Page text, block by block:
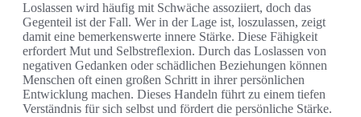
Loslassen wird häufig mit Schwäche assoziiert, doch das
Gegenteil ist der Fall. Wer in der Lage ist, loszulassen, zeigt
damit eine bemerkenswerte innere Stärke. Diese Fähigkeit
erfordert Mut und Selbstreflexion. Durch das Loslassen von
negativen Gedanken oder schädlichen Beziehungen können
Menschen oft einen großen Schritt in ihrer persönlichen
Entwicklung machen. Dieses Handeln führt zu einem tiefen
Verständnis für sich selbst und fördert die persönliche Stärke.